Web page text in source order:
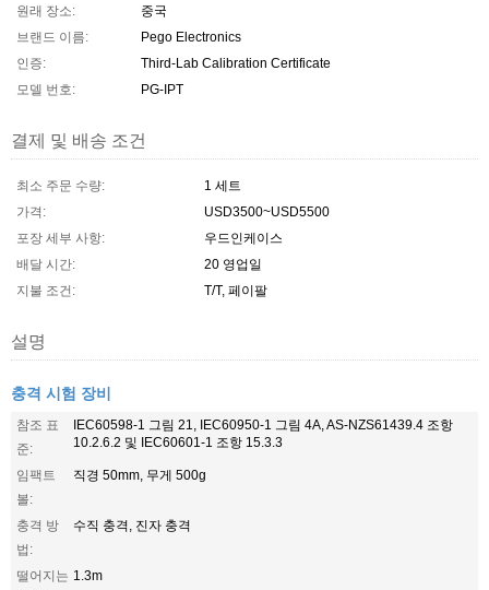
원래 장소:
중국
브랜드 이름:
Pego Electronics
인증:
Third-Lab Calibration Certificate
모델 번호:
PG-IPT
결제 및 배송 조건
최소 주문 수량:
1 세트
가격:
USD3500~USD5500
포장 세부 사항:
우드인케이스
배달 시간:
20 영업일
지불 조건:
T/T, 페이팔
설명
충격 시험 장비
참조 표
준:
IEC60598-1 그림 21, IEC60950-1 그림 4A, AS-NZS61439.4 조항
10.2.6.2 및 IEC60601-1 조항 15.3.3
임팩트
볼:
직경 50mm, 무게 500g
충격 방
법:
수직 충격, 진자 충격
떨어지는 1.3m